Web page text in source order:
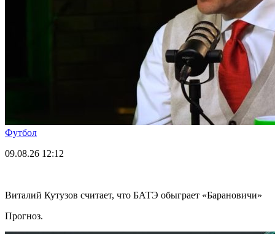
Футбол
09.08.26 12:12
Виталий Кутузов считает, что БАТЭ обыграет «Барановичи»
Прогноз.